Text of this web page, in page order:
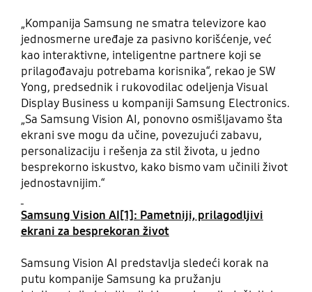
„Kompanija Samsung ne smatra televizore kao
jednosmerne uređaje za pasivno korišćenje, već
kao interaktivne, inteligentne partnere koji se
prilagođavaju potrebama korisnika“, rekao je SW
Yong, predsednik i rukovodilac odeljenja Visual
Display Business u kompaniji Samsung Electronics.
„Sa Samsung Vision AI, ponovno osmišljavamo šta
ekrani sve mogu da učine, povezujući zabavu,
personalizaciju i rešenja za stil života, u jedno
besprekorno iskustvo, kako bismo vam učinili život
jednostavnijim.“
Samsung Vision AI[1]: Pametniji, prilagodljivi
ekrani za besprekoran život
Samsung Vision AI predstavlja sledeći korak na
putu kompanije Samsung ka pružanju